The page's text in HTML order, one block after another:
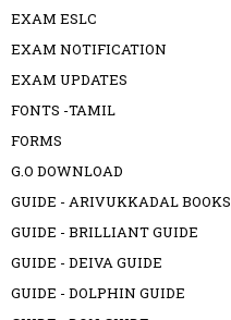
EXAM ESLC
EXAM NOTIFICATION
EXAM UPDATES
FONTS -TAMIL
FORMS
G.O DOWNLOAD
GUIDE - ARIVUKKADAL BOOKS
GUIDE - BRILLIANT GUIDE
GUIDE - DEIVA GUIDE
GUIDE - DOLPHIN GUIDE